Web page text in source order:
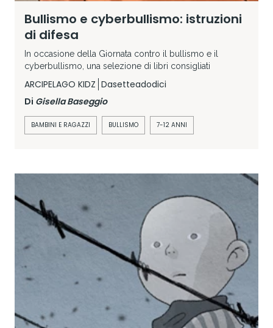
Bullismo e cyberbullismo: istruzioni
di difesa
In occasione della Giornata contro il bullismo e il
cyberbullismo, una selezione di libri consigliati
ARCIPELAGO KIDZ Dasetteadodici
Di Gisella Baseggio
BAMBINI E RAGAZZI BULLISMO 7-12 ANNI